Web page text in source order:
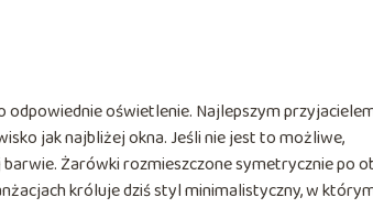
odpowiednie oświetlenie. Najlepszym
jak najbliżej okna. Jeśli nie jest to możliwe,
Żarówki rozmieszczone symetrycznie po
króluje dziś styl minimalistyczny, w